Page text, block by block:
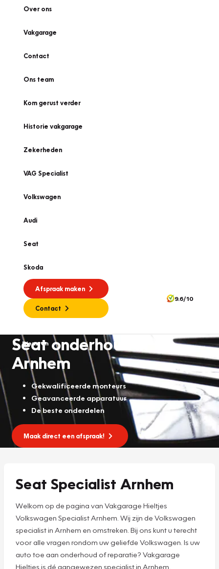
Over ons
Vakgarage
Contact
Ons team
Kom gerust verder
Historie vakgarage
Zekerheden
VAG Specialist
Volkswagen
Audi
Seat
Skoda
Afspraak maken
Contact
9.6/10
Diensten
Seat onderhoud in
Arnhem
Gekwalificeerde monteurs
Geavanceerde apparatuur
De beste onderdelen
Maak direct een afspraak!
Seat Specialist Arnhem
Welkom op de pagina van Vakgarage Hieltjes
Volkswagen Specialist Arnhem. Wij zijn de Volkswagen
specialist in Arnhem en omstreken. Bij ons kunt u terecht
voor alle vragen rondom uw geliefde Volkswagen. Is uw
auto toe aan onderhoud of reparatie? Vakgarage
Hieltjes is dé aangewezen specialist in Arnhem.